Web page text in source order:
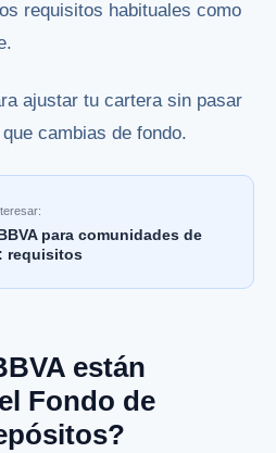
requisitos habituales como
ajustar tu cartera sin pasar
cambias de fondo.
para comunidades de
requisitos
están
Fondo de